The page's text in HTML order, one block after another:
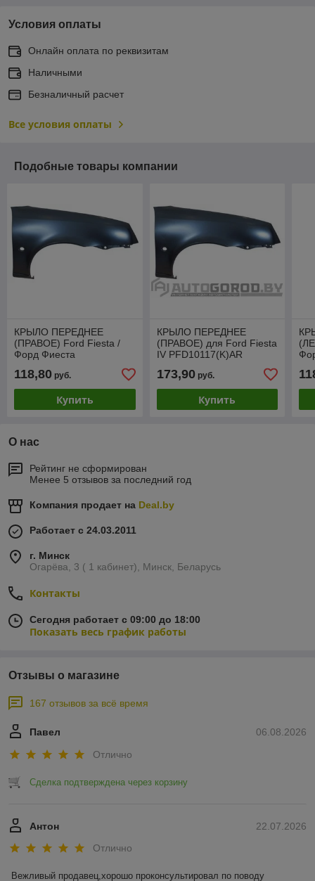
Условия оплаты
Онлайн оплата по реквизитам
Наличными
Безналичный расчет
Все условия оплаты
Подобные товары компании
КРЫЛО ПЕРЕДНЕЕ
(ПРАВОЕ) Ford Fiesta /
Форд Фиеста
118,80 руб.
Купить
КРЫЛО ПЕРЕДНЕЕ
(ПРАВОЕ) для Ford Fiesta
IV PFD10117(K)AR
173,90руб.
Купить
О нас
Рейтинг не сформирован
Менее 5 отзывов за последний год
Компания продает на Deal.by
Работает с 24.03.2011
г. Минск
Огарёва, 3 ( 1 кабинет), Минск, Беларусь
Контакты
Сегодня работает с 09:00 до 18:00
Показать весь график работы
Отзывы о магазине
167 отзывов за всё время
06.08.2026
Павел
Отлично
Сделка подтверждена через корзину
22.07.2026
Антон
Отлично
Вежливый продавец,хорошо проконсультировал по поводу